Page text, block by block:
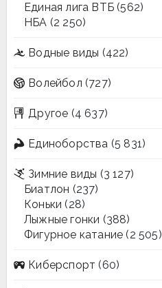
Единая лига ВТБ (562)
НБА (2 250)
Водные виды (422)
Волейбол (727)
Другое (4 637)
Единоборства (5 831)
Зимние виды (3 127)
Биатлон (237)
Коньки (28)
Лыжные гонки (388)
Фигурное катание (2 505)
Киберспорт (60)